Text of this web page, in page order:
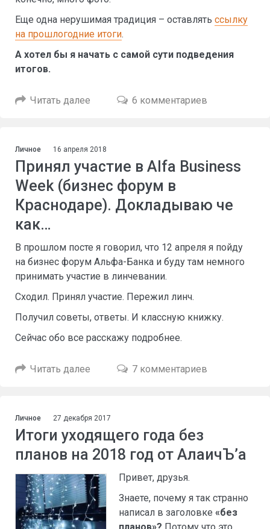
Еще одна нерушимая традиция – оставлять ссылку
на прошлогодние итоги.
А хотел бы я начать с самой сути подведения
итогов.
Читать далее 6 комментариев
Личное 16 апреля 2018
Принял участие в Alfa Business
Week (бизнес форум в
Краснодаре). Докладываю че
как…
В прошлом посте я говорил, что 12 апреля я пойду
на бизнес форум Альфа-Банка и буду там немного
принимать участие в линчевании.
Сходил. Принял участие. Пережил линч.
Получил советы, ответы. И классную книжку.
Сейчас обо все расскажу подробнее.
Читать далее 7 комментариев
Личное 27 декабря 2017
Итоги уходящего года без
планов на 2018 год от АлаичЪ’а
Привет, друзья.
Знаете, почему я так странно
написал в заголовке «без